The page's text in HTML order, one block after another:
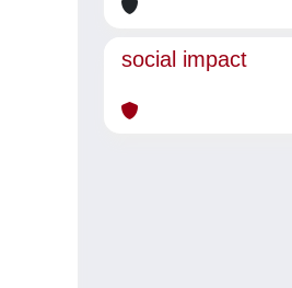
social impact